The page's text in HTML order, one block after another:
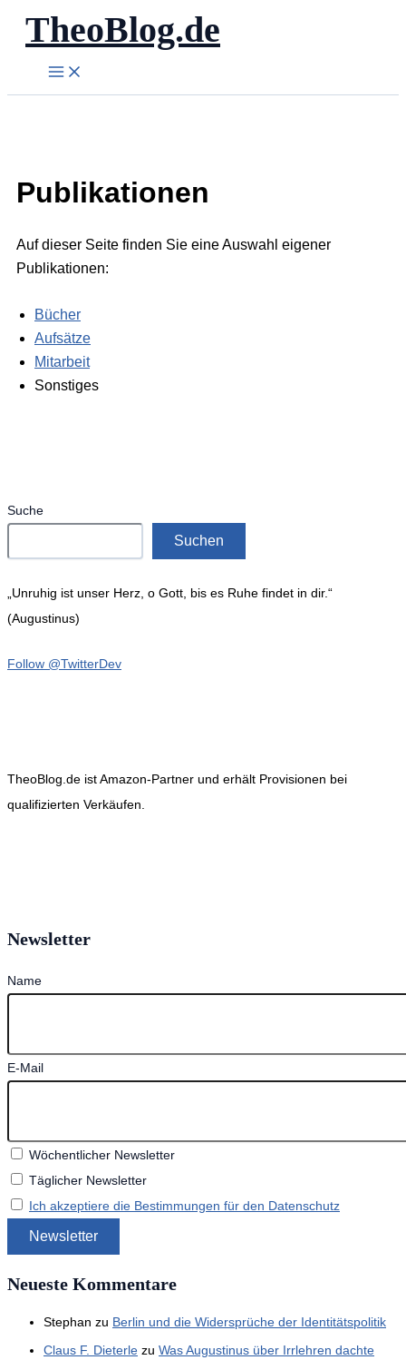
Zum
Inhalt
springen
TheoBlog.de
Publikationen
Auf dieser Seite finden Sie eine Auswahl eigener
Publikationen:
Bücher
Aufsätze
Mitarbeit
Sonstiges
Suche
Suchen
„Unruhig ist unser Herz, o Gott, bis es Ruhe findet in dir.“
(Augustinus)
Follow @TwitterDev
TheoBlog.de ist Amazon-Partner und erhält Provisionen bei
qualifizierten Verkäufen.
Newsletter
Name
E-Mail
Wöchentlicher Newsletter
Täglicher Newsletter
Ich akzeptiere die Bestimmungen für den Datenschutz
Neueste Kommentare
Stephan zu Berlin und die Widersprüche der Identitätspolitik
Claus F. Dieterle zu Was Augustinus über Irrlehren dachte